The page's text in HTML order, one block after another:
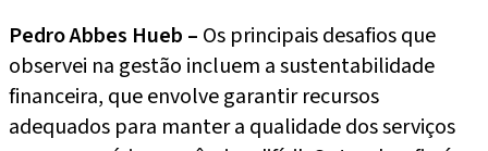
Pedro Abbes Hueb – Os principais desafios que
observei na gestão incluem a sustentabilidade
financeira, que envolve garantir recursos
adequados para manter a qualidade dos serviços